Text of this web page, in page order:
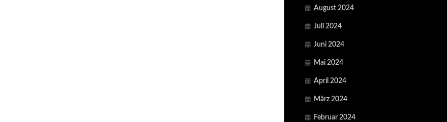
August 2024
Juli 2024
Juni 2024
Mai 2024
April 2024
März 2024
Februar 2024